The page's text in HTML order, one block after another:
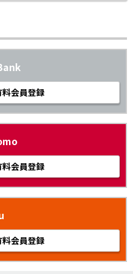
料会員登録
料会員登録
料会員登録